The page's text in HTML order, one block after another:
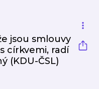
jsou smlouvy
církvemi, radí
(KDU-ČSL)